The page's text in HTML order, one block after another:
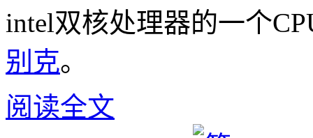
intel双核处理器的一个
别克。
阅读全文